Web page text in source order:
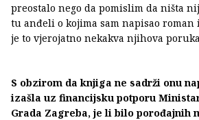
preostalo nego da pomislim da ništa
tu anđeli o kojima sam napisao roman
je to vjerojatno nekakva njihova
S obzirom da knjiga ne sadrži onu
izašla uz financijsku potporu
Grada Zagreba, je li bilo porođajnih